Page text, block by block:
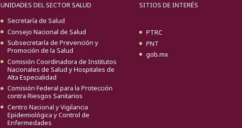
UNIDADES DEL SECTOR SALUD
Secretaría de Salud
Consejo Nacional de Salud
Subsecretaría de Prevención y
Promoción de la Salud
Comisión Coordinadora de Institutos
Nacionales de Salud y Hospitales de
Alta Especialidad
Comisión Federal para la Protección
contra Riesgos Sanitarios
Centro Nacional y Vigilancia
Epidemiológica y Control de
Enfermedades
SITIOS DE INTERÉS
PTRC
PNT
gob.mx